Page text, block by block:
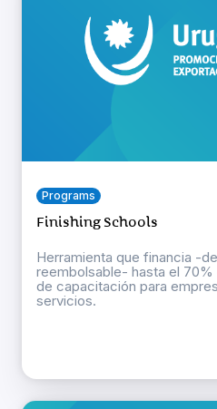
Programs
Finishing Schools
Herramienta que financia -
reembolsable- hasta el
de capacitación para
servicios.